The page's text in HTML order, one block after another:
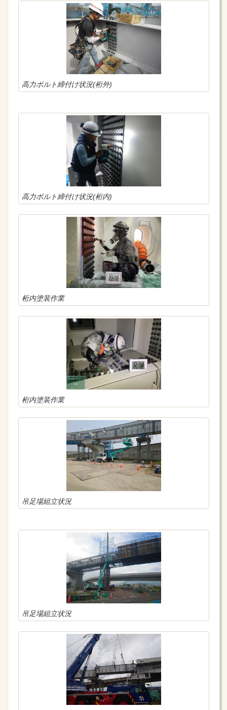
高力ボルト締付け状況(桁外)
高力ボルト締付け状況(桁内)
桁内塗装作業
桁内塗装作業
吊足場組立状況
吊足場組立状況